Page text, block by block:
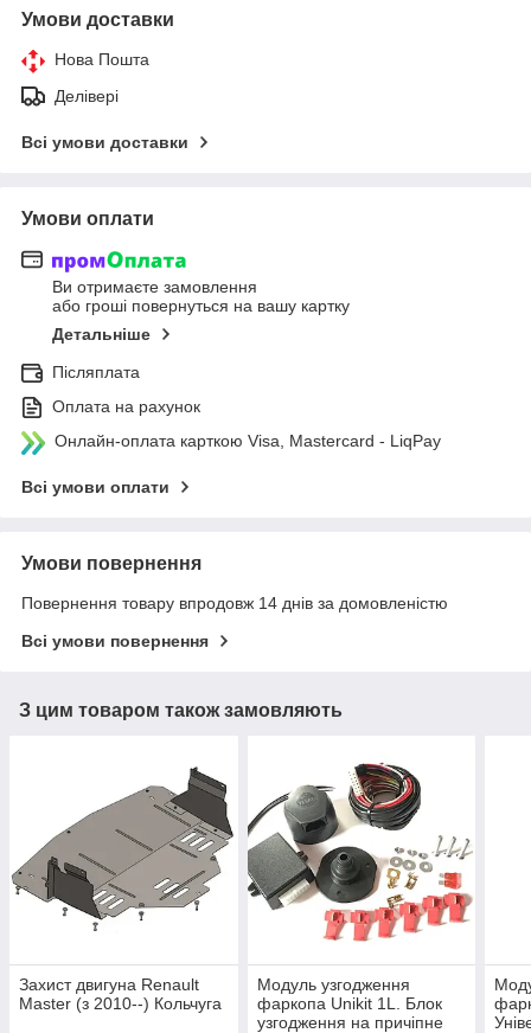
Умови доставки
Нова Пошта
Делівері
Всі умови доставки
Умови оплати
Ви отримаєте замовлення
або гроші повернуться на вашу картку
Детальніше
Післяплата
Оплата на рахунок
Онлайн-оплата карткою Visa, Mastercard - LiqPay
Всі умови оплати
Умови повернення
Повернення товару впродовж 14 днів за домовленістю
Всі умови повернення
З цим товаром також замовляють
Захист двигуна Renault
Master (з 2010--) Кольчуга
Модуль узгодження
фаркопа Unikit 1L. Блок
узгодження на причіпне